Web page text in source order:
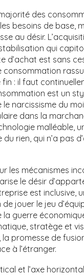
des
besoins de base,
au désir.
qui
d’achat est sans
fin : il faut
est un
narcissisme du
dans la
malléable,
du rien, qui n’a pas
les mécanismes
le désir
est
jouer le jeu
guerre
stratège et
la promesse de
à l’étranger.
et l’axe